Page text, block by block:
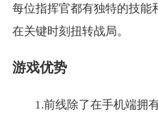
每位指挥官都有独特的技能
在关键时刻扭转战局。
游戏优势
1.前线除了在手机端拥